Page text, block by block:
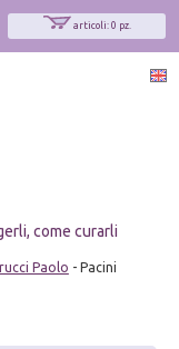
articoli: 0 pz.
come curarli
Paolo - Pacini